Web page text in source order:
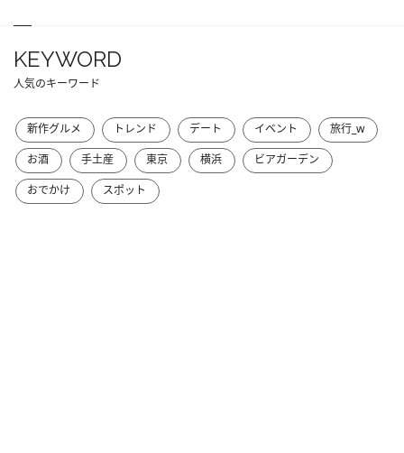
KEYWORD
人気のキーワード
新作グルメ トレンド デート イベント
旅行_w
お酒
手土産 東京 横浜
ビアガーデン
おでかけ
スポット